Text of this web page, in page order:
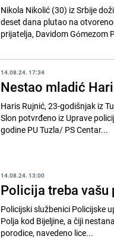
Nikola Nikolić (30) iz Srbije
deset dana plutao na
prijatelja, Davidom Gómezom
14.08.24. 17:34
Nestao mladić
Haris Rujnić, 23-godišnjak iz
Slon potvrđeno iz Uprave
godine PU Tuzla/ PS Centar...
14.08.24. 13:00
Policija treba vašu
Policijski službenici Policijske
Polja kod Bijeljine, a čiji
porodice, navedeno lice...